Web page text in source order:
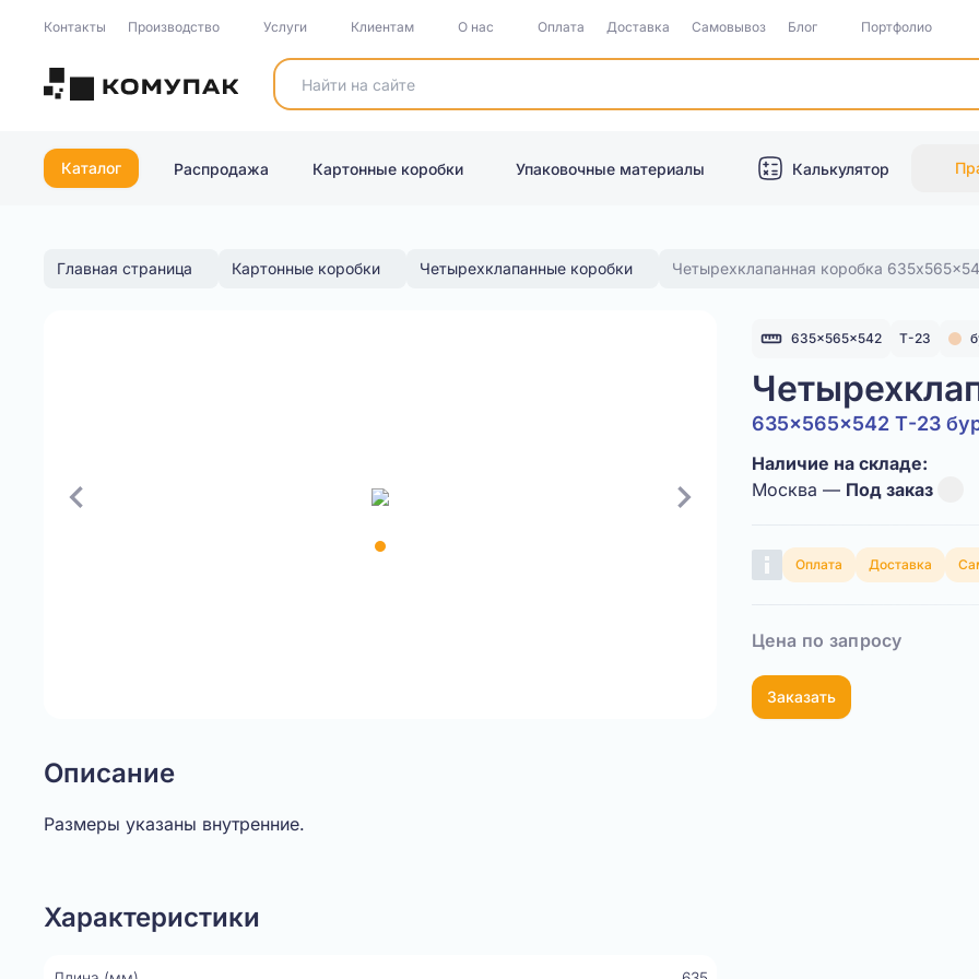
Контакты Производство Услуги Клиентам О нас Оплата Доставка Самовывоз Блог Портфолио
Каталог Распродажа Картонные коробки Упаковочные материалы Калькулятор
Главная страница Картонные коробки Четырехклапанные коробки Четырехклапанная коробка
635x565x542 Т-23
635x565x542 Т-23
Наличие на складе:
Москва — Под заказ
Оплата Доставка
Цена по запросу
Заказать
Описание
Размеры указаны внутренние.
Характеристики